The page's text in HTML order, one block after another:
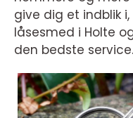
give dig et indblik
låsesmed i Holte
den bedste service.